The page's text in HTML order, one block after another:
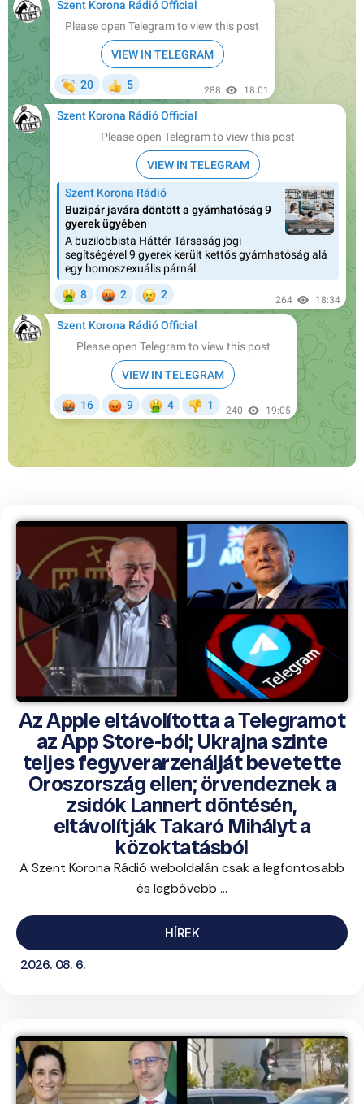
Az Apple eltávolította a Telegramot
az App Store-ból; Ukrajna szinte
teljes fegyverarzenálját bevetette
Oroszország ellen; örvendeznek a
zsidók Lannert döntésén,
eltávolítják Takaró Mihályt a
közoktatásból
A Szent Korona Rádió weboldalán csak a legfontosabb
és legbővebb ...
HÍREK
2026. 08. 6.